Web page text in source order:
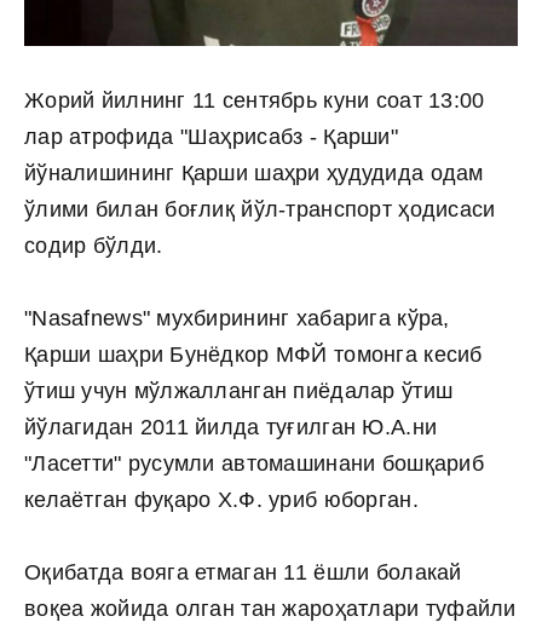
Жорий йилнинг 11 сентябрь куни соат 13:00
лар атрофида "Шаҳрисабз - Қарши"
йўналишининг Қарши шаҳри ҳудудида одам
ўлими билан боғлиқ йўл-транспорт ҳодисаси
содир бўлди.
"Nasafnews" мухбирининг хабарига кўра,
Қарши шаҳри Бунёдкор МФЙ томонга кесиб
ўтиш учун мўлжалланган пиёдалар ўтиш
йўлагидан 2011 йилда туғилган Ю.A.ни
"Ласетти" русумли автомашинани бошқариб
келаётган фуқаро Х.Ф. уриб юборган.
Оқибатда вояга етмаган 11 ёшли болакай
воқеа жойида олган тан жароҳатлари туфайли